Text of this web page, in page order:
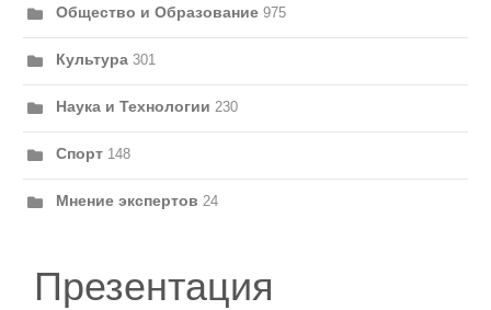
Общество и Образование 975
Культура 301
Наука и Технологии 230
Спорт 148
Мнение экспертов 24
Презентация